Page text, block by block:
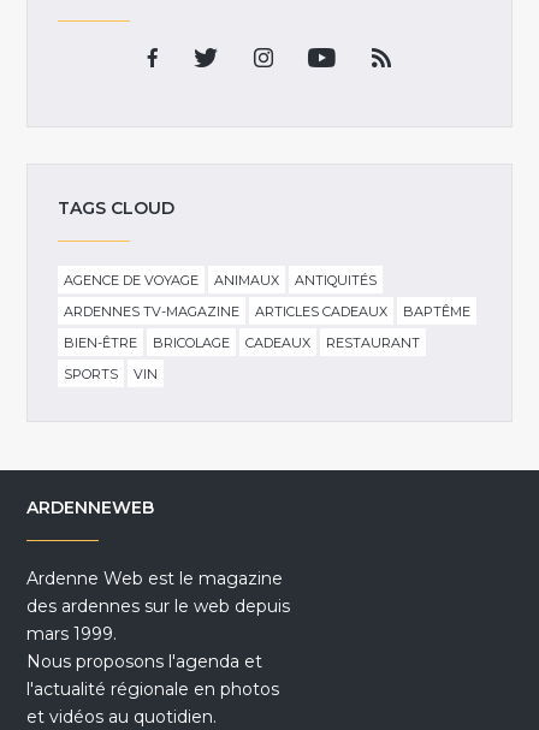
TAGS CLOUD
AGENCE DE VOYAGE ANIMAUX
ANTIQUITÉS
ARDENNES TV-MAGAZINE
ARTICLES CADEAUX
BAPTÊME
BIEN-ÊTRE
BRICOLAGE CADEAUX
RESTAURANT
SPORTS
VIN
ARDENNEWEB
Ardenne Web est le magazine
des ardennes sur le web depuis
mars 1999.
Nous proposons l'agenda et
l'actualité régionale en photos
et vidéos au quotidien.